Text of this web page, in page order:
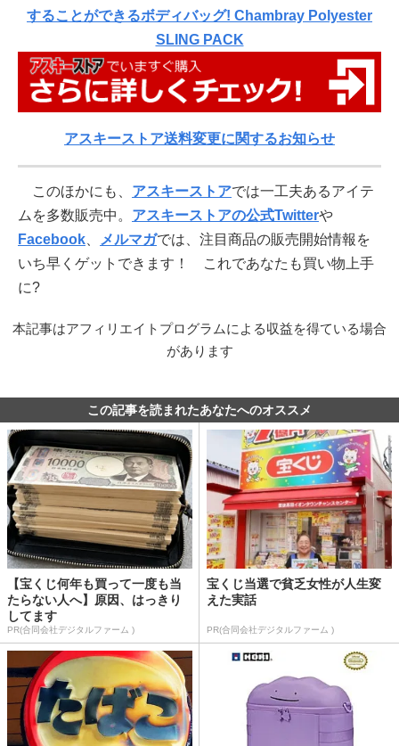
することができるボディバッグ! Chambray Polyester
SLING PACK
アスキーストア送料変更に関するお知らせ
このほかにも、 アスキーストアでは一工夫あるアイテ
ムを多数販売中。 アスキーストアの公式Twitterや
Facebook
メルマガでは、注目商品の販売開始情報を
いち早くゲットできます！ これであなたも買い物上手
に?
本記事はアフィリエイトプログラムによる収益を得ている場合
があります
この記事を読まれたあなたへのオススメ
【宝くじ何年も買って一度も当
たらない人へ】原因、はっきり
してます
PR(合同会社デジタルファーム )
宝くじ当選で貧乏女性が人生変
えた実話
PR(合同会社デジタルファーム )